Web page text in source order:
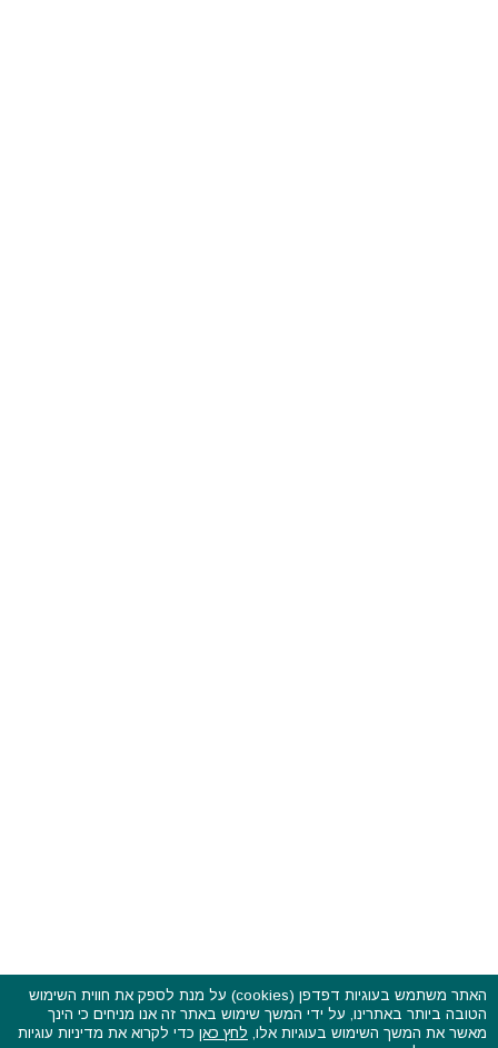
פסטיבלים וקרנבלים בעולם - כל הזכויות שמורות © 2015 - 2026
בשותפות עםCarniFest Online
האתר משתמש בעוגיות דפדפן (cookies) על מנת לספק את חווית השימוש
הטובה ביותר באתרינו, על ידי המשך שימוש באתר זה אנו מניחים כי הינך
מאשר את המשך השימוש בעוגיות אלו, לחץ כאן כדי לקרוא את מדיניות עוגיות